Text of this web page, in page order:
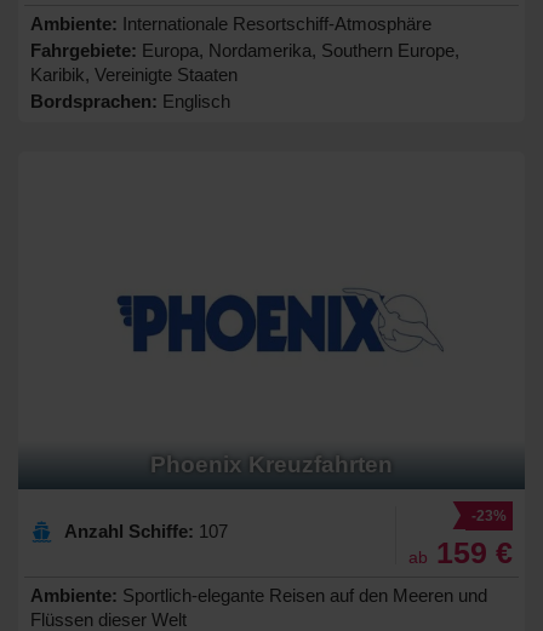
Ambiente: Internationale Resortschiff-Atmosphäre
Fahrgebiete: Europa, Nordamerika, Southern Europe,
Karibik, Vereinigte Staaten
Bordsprachen: Englisch
Phoenix Kreuzfahrten
Anzahl Schiffe: 107
-23%
ab 159 €
Ambiente: Sportlich-elegante Reisen auf den Meeren und
Flüssen dieser Welt